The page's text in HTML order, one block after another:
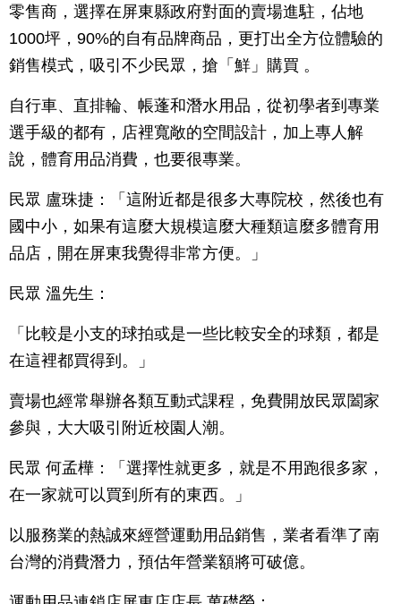
零售商，選擇在屏東縣政府對面的賣場進駐，佔地
1000坪，90%的自有品牌商品，更打出全方位體驗的
銷售模式，吸引不少民眾，搶「鮮」購買 。
自行車、直排輪、帳蓬和潛水用品，從初學者到專業
選手級的都有，店裡寬敞的空間設計，加上專人解
說，體育用品消費，也要很專業。
民眾 盧珠捷：「這附近都是很多大專院校，然後也有
國中小，如果有這麼大規模這麼大種類這麼多體育用
品店，開在屏東我覺得非常方便。」
民眾 溫先生：
「比較是小支的球拍或是一些比較安全的球類，都是
在這裡都買得到。」
賣場也經常舉辦各類互動式課程，免費開放民眾闔家
參與，大大吸引附近校園人潮。
民眾 何孟樺：「選擇性就更多，就是不用跑很多家，
在一家就可以買到所有的東西。」
以服務業的熱誠來經營運動用品銷售，業者看準了南
台灣的消費潛力，預估年營業額將可破億。